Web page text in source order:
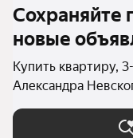
Сохраняйте
новые
Купить квартиру,
Александра